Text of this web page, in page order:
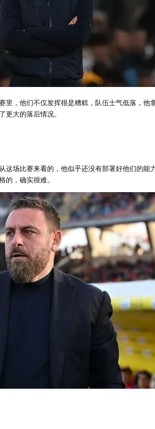
里，他们不仅发挥很是糟糕，队伍士气低落，他
更大的落后情况。
这场比赛来看的，他似乎还没有部署好他们的能
，确实很难。